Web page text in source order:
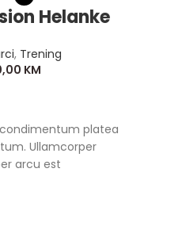
Helanke
, Trening
KM
platea
Ullamcorper
arcu est